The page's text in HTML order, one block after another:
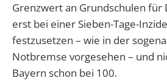
Grenzwert an Grundschulen
erst bei einer Sieben-Tage-
festzusetzen – wie in der
Notbremse vorgesehen – und
Bayern schon bei 100.